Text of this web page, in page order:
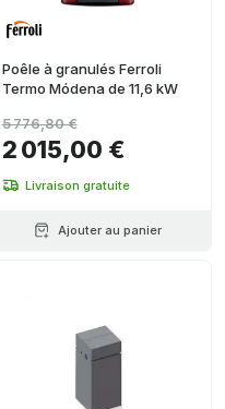
Poêle à granulés Ferroli
Termo Módena de 11,6 kW
2 015,00 €
5 776,80 €
Livraison gratuite
Ajouter au panier